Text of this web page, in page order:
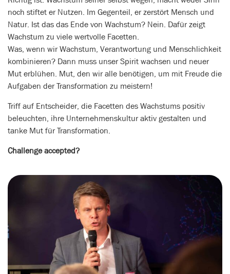
noch stiftet er Nutzen. Im Gegenteil, er zerstört Mensch und
Natur. Ist das das Ende von Wachstum? Nein. Dafür zeigt
Wachstum zu viele wertvolle Facetten.
Was, wenn wir Wachstum, Verantwortung und Menschlichkeit
kombinieren? Dann muss unser Spirit wachsen und neuer
Mut erblühen. Mut, den wir alle benötigen, um mit Freude die
Aufgaben der Transformation zu meistern!
Triff auf Entscheider, die Facetten des Wachstums positiv
beleuchten, ihre Unternehmenskultur aktiv gestalten und
tanke Mut für Transformation.
Challenge accepted?